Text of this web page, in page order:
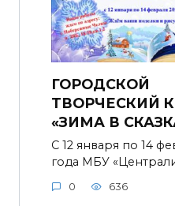
ГОРОДСКОЙ
ТВОРЧЕСКИЙ
«ЗИМА В
С 12 января по 14
года МБУ
0 636